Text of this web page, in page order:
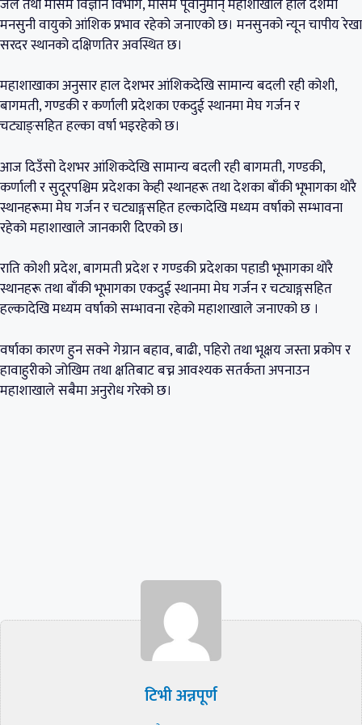
जल तथा मौसम विज्ञान विभाग, मौसम पूर्वानुमान् महाशाखाले हाल देशमा
मनसुनी वायुको आंशिक प्रभाव रहेको जनाएको छ। मनसुनको न्यून चापीय रेखा
सरदर स्थानको दक्षिणतिर अवस्थित छ।
महाशाखाका अनुसार हाल देशभर आंशिकदेखि सामान्य बदली रही कोशी,
बागमती, गण्डकी र कर्णाली प्रदेशका एकदुई स्थानमा मेघ गर्जन र
चट्याङ्सहित हल्का वर्षा भइरहेको छ।
आज दिउँसो देशभर आंशिकदेखि सामान्य बदली रही बागमती, गण्डकी,
कर्णाली र सुदूरपश्चिम प्रदेशका केही स्थानहरू तथा देशका बाँकी भूभागका थोरै
स्थानहरूमा मेघ गर्जन र चट्याङ्गसहित हल्कादेखि मध्यम वर्षाको सम्भावना
रहेको महाशाखाले जानकारी दिएको छ।
राति कोशी प्रदेश, बागमती प्रदेश र गण्डकी प्रदेशका पहाडी भूभागका थोरै
स्थानहरू तथा बाँकी भूभागका एकदुई स्थानमा मेघ गर्जन र चट्याङ्गसहित
हल्कादेखि मध्यम वर्षाको सम्भावना रहेको महाशाखाले जनाएको छ ।
वर्षाका कारण हुन सक्ने गेग्रान बहाव, बाढी, पहिरो तथा भूक्षय जस्ता प्रकोप र
हावाहुरीको जोखिम तथा क्षतिबाट बच्न आवश्यक सतर्कता अपनाउन
महाशाखाले सबैमा अनुरोध गरेको छ।
टिभी अन्नपूर्ण